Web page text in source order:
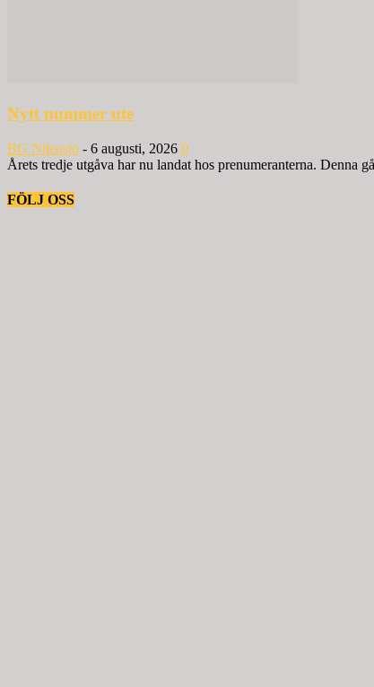
Nytt nummer ute
BG Nilensjö - 6 augusti, 2026 0
Årets tredje utgåva har nu landat hos prenumeranterna. Denna
FÖLJ OSS